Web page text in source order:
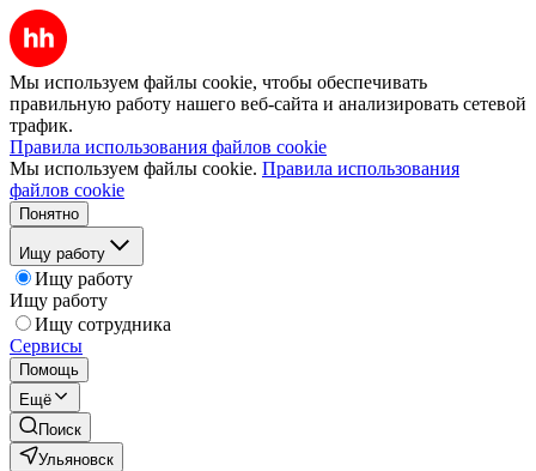
Мы используем файлы cookie, чтобы обеспечивать
правильную работу нашего веб-сайта и анализировать сетевой
трафик.
Правила использования файлов cookie
Мы используем файлы cookie. Правила использования
файлов cookie
Понятно
Ищу работу
Ищу работу
Ищу работу
Ищу сотрудника
Сервисы
Помощь
Ещё
Поиск
Ульяновск